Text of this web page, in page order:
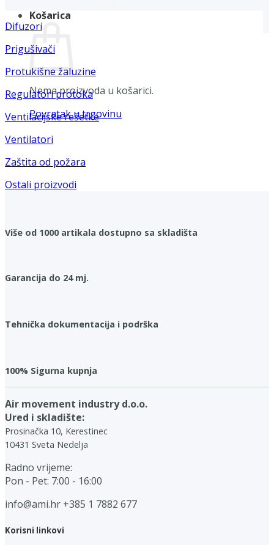
Košarica
Nema proizvoda u košarici.
Povratak u trgovinu
Difuzori
Prigušivači
Protukišne žaluzine
Regulatori protoka
Ventilacijske rešetke
Ventilatori
Zaštita od požara
Ostali proizvodi
Više od 1000 artikala dostupno sa skladišta
Garancija do 24 mj.
Tehnička dokumentacija i podrška
100% Sigurna kupnja
Air movement industry d.o.o.
Ured i skladište:
Prosinačka 10, Kerestinec
10431 Sveta Nedelja
Radno vrijeme:
Pon - Pet: 7:00 - 16:00
info@ami.hr +385 1 7882 677
Korisni linkovi